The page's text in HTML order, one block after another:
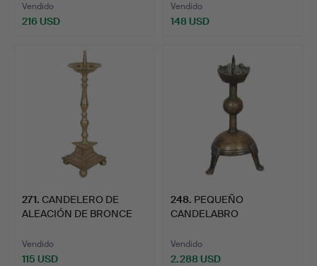
Vendido
216 USD
Vendido
148 USD
271. CANDELERO DE
ALEACIÓN DE BRONCE
Vendido
115 USD
248. PEQUEÑO
CANDELABRO
DEL …
Vendido
2.288 USD